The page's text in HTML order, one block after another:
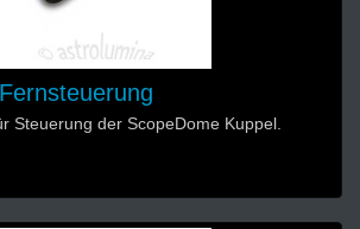
Steuerung der ScopeDome Kuppel.